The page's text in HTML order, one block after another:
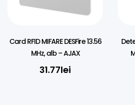
Card RFID MIFARE DESFire 13.56
MHz, alb – AJAX
31.77lei